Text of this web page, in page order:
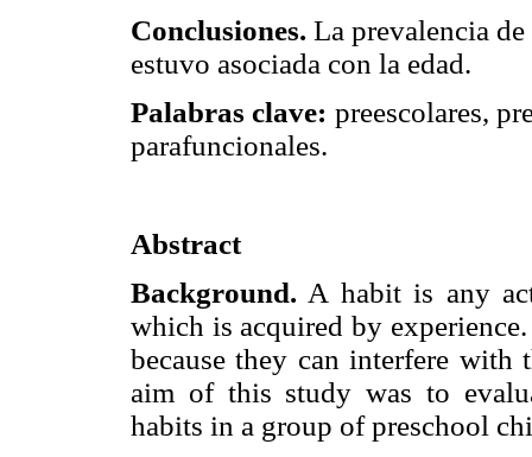
Conclusiones. La prevalencia
estuvo asociada con la edad.
Palabras clave: preescolares,
parafuncionales.
Abstract
Background. A habit is any
which is acquired by
because they can interfere with
aim of this study was to
habits in a group of preschool